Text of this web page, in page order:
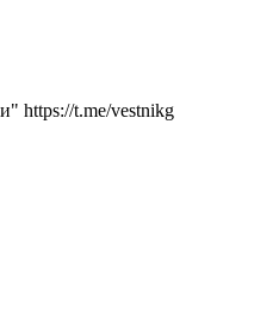
https://t.me/vestnikg